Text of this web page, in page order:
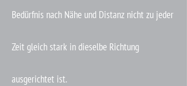
Bedürfnis nach Nähe und Distanz nicht zu jeder
Zeit gleich stark in dieselbe Richtung
ausgerichtet ist.